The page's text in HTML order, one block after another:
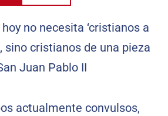
actualmente convulsos,